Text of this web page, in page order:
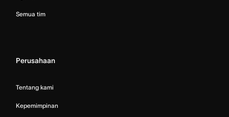
Semua tim
Perusahaan
Tentang kami
Kepemimpinan